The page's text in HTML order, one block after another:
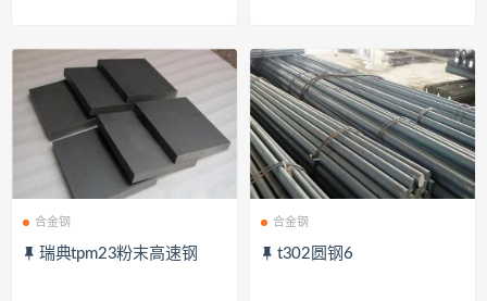
合金钢
瑞典tpm23粉末高速钢
合金钢
t302圆钢6